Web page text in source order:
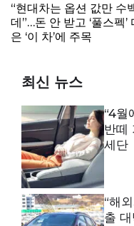
“현대차는 옵션 값만 수
데”…돈 안 받고 ‘풀스펙’
은 ‘이 차’에 주목
최신 뉴스
“4월
반떼
세단
“해
출